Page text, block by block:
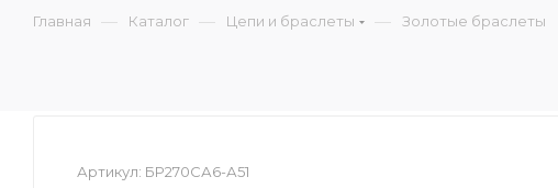
Главная — Каталог — Цепи и браслеты — Золотые браслеты
Артикул: БР270СА6-А51